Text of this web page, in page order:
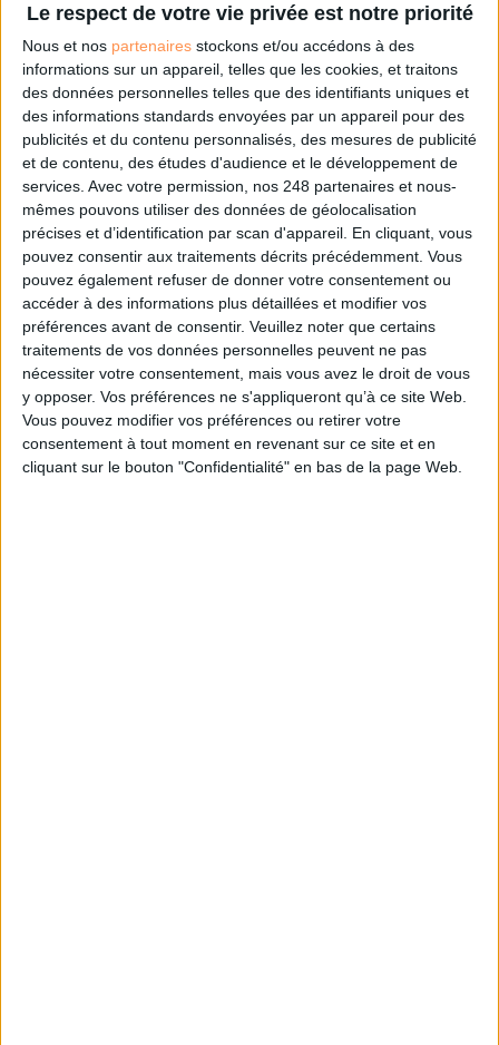
Le respect de votre vie privée est notre priorité
Nous et nos partenaires stockons et/ou accédons à des
informations sur un appareil, telles que les cookies, et traitons
des données personnelles telles que des identifiants uniques et
des informations standards envoyées par un appareil pour des
publicités et du contenu personnalisés, des mesures de publicité
et de contenu, des études d'audience et le développement de
services. Avec votre permission, nos 248 partenaires et nous-
mêmes pouvons utiliser des données de géolocalisation
précises et d’identification par scan d'appareil. En cliquant, vous
pouvez consentir aux traitements décrits précédemment. Vous
pouvez également refuser de donner votre consentement ou
accéder à des informations plus détaillées et modifier vos
préférences avant de consentir. Veuillez noter que certains
traitements de vos données personnelles peuvent ne pas
nécessiter votre consentement, mais vous avez le droit de vous
y opposer. Vos préférences ne s'appliqueront qu’à ce site Web.
Vous pouvez modifier vos préférences ou retirer votre
consentement à tout moment en revenant sur ce site et en
cliquant sur le bouton "Confidentialité" en bas de la page Web.
LE MAG
Numéro 396 : IA et automatisation : vers la fin de la veille?